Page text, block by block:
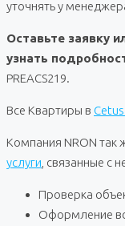
уточнять у
Оставьте заявку
узнать
PREACS219.
Все Квартиры в
Компания NRON так
услуги , связанные с
Проверка
Оформление